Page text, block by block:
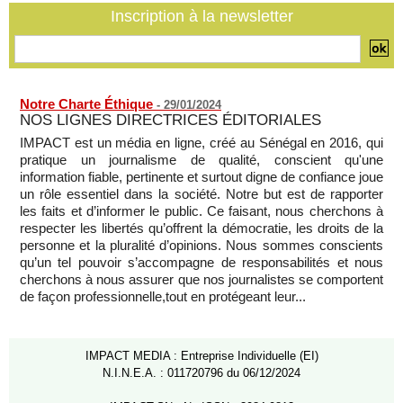
08/08/2026 -MOMO ALADJI
SENEGAL - Les Unes de la presse quotidienne du 8/9 août
08/08/2026 -MOMO ALADJI
Inscription à la newsletter
Notre Charte Éthique - 29/01/2024
NOS LIGNES DIRECTRICES ÉDITORIALES
IMPACT est un média en ligne, créé au Sénégal en 2016, qui
pratique un journalisme de qualité, conscient qu'une
information fiable, pertinente et surtout digne de confiance joue
un rôle essentiel dans la société. Notre but est de rapporter
les faits et d’informer le public. Ce faisant, nous cherchons à
respecter les libertés qu’offrent la démocratie, les droits de la
personne et la pluralité d’opinions. Nous sommes conscients
qu’un tel pouvoir s’accompagne de responsabilités et nous
cherchons à nous assurer que nos journalistes se comportent
de façon professionnelle,tout en protégeant leur...
IMPACT MEDIA : Entreprise Individuelle (EI)
N.I.N.E.A. : 011720796 du 06/12/2024